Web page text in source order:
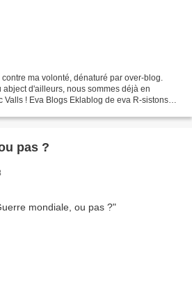
ma volonté, dénaturé par over-blog.
abject d'ailleurs, nous sommes déjà en
Valls ! Eva Blogs Eklablog de eva R-sistons
pas ?